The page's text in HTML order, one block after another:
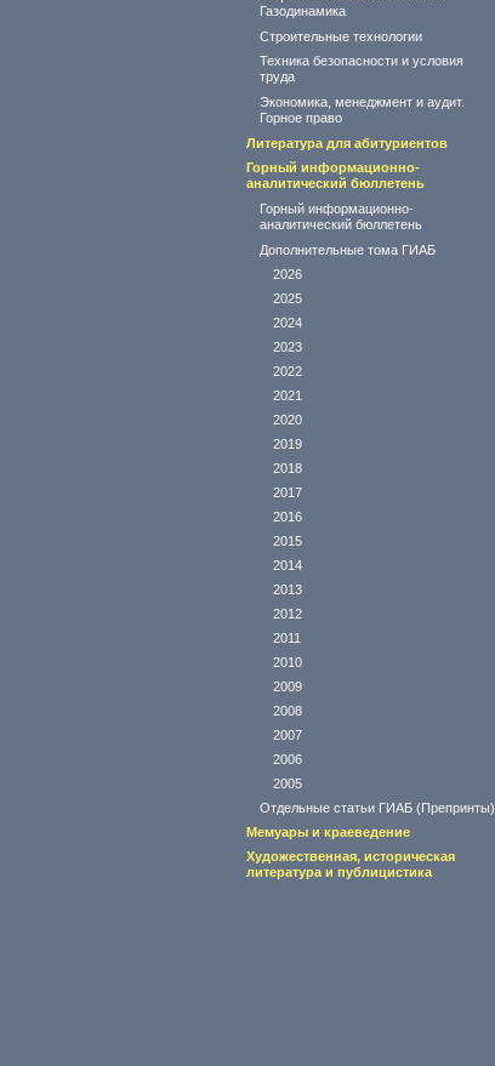
Газодинамика
Строительные технологии
Техника безопасности и условия
труда
Экономика, менеджмент и аудит.
Горное право
Литература для абитуриентов
Горный информационно-
аналитический бюллетень
Горный информационно-
аналитический бюллетень
Дополнительные тома ГИАБ
2026
2025
2024
2023
2022
2021
2020
2019
2018
2017
2016
2015
2014
2013
2012
2011
2010
2009
2008
2007
2006
2005
Отдельные статьи ГИАБ (Препринты)
Мемуары и краеведение
Художественная, историческая
литература и публицистика